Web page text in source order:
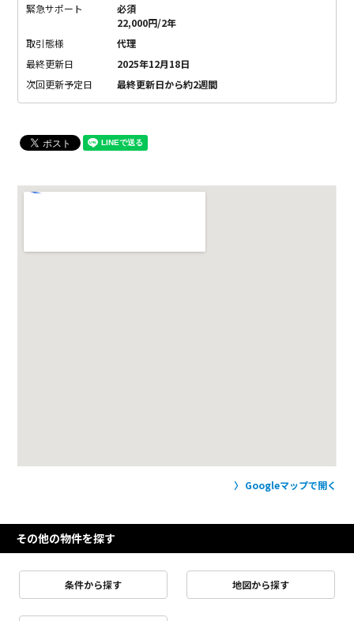
緊急サポート
必須
22,000円/2年
取引態様
代理
最終更新日
2025年12月18日
次回更新予定日
最終更新日から約2週間
Googleマップで開く
その他の物件を探す
条件から探す 地図から探す